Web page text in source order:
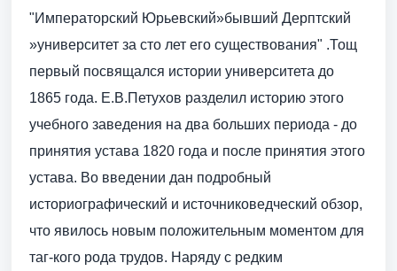
"Императорский Юрьевский»бывший Дерптский
»университет за сто лет его существования" .Тощ
первый посвящался истории университета до
1865 года. Е.В.Петухов разделил историю этого
учебного заведения на два больших периода - до
принятия устава 1820 года и после принятия этого
устава. Во введении дан подробный
историографический и источниковедческий обзор,
что явилось новым положительным моментом для
таг-кого рода трудов. Наряду с редким